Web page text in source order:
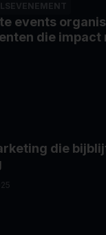
events
die impact
die